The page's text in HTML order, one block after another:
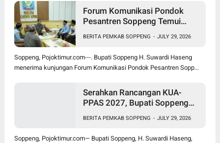
Forum Komunikasi Pondok
Pesantren Soppeng Temui
BERITA PEMKAB SOPPENG - JULY 29, 2026
Soppeng, Pojoktimur.com---. Bupati Soppeng H. Suwardi Haseng
menerima kunjungan Forum Komunikasi Pondok Pesantren Sopp...
Serahkan Rancangan KUA-
PPAS 2027, Bupati Soppeng
Tengah Tekanan Fiskal
BERITA PEMKAB SOPPENG - JULY 29, 2026
Soppeng, Pojoktimur.com— Bupati Soppeng, H. Suwardi Haseng,